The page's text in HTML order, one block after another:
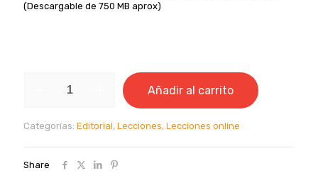
(Descargable de 750 MB aprox)
de
esperanza
cantidad
Añadir al carrito
Categorías: Editorial, Lecciones, Lecciones online
Share